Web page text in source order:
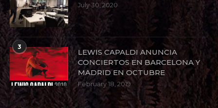
July 30, 2020
3
LEWIS CAPALDI ANUNCIA
CONCIERTOS EN BARCELONA Y
MADRID EN OCTUBRE
February 18, 2019